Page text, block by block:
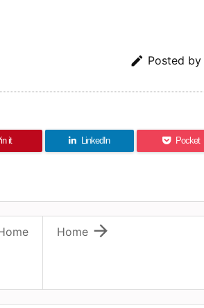
 Posted by
it LinkedIn Pocket

Home